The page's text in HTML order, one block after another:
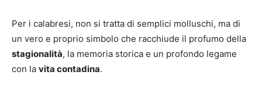
Per i calabresi, non si tratta di semplici molluschi, ma di
un vero e proprio simbolo che racchiude il profumo della
stagionalità, la memoria storica e un profondo legame
con la vita contadina.